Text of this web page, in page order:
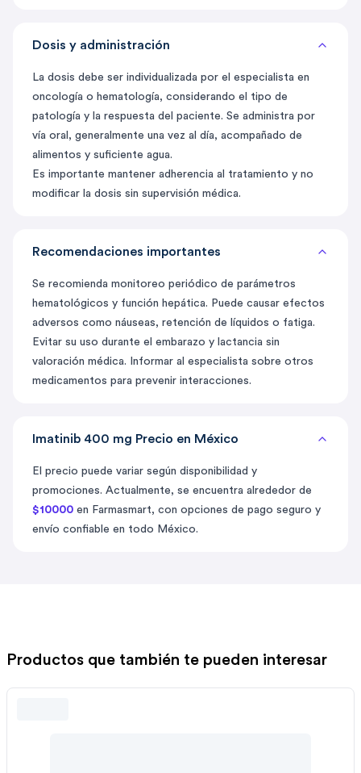
Dosis y administración
La dosis debe ser individualizada por el especialista en
oncología o hematología, considerando el tipo de
patología y la respuesta del paciente. Se administra por
vía oral, generalmente una vez al día, acompañado de
alimentos y suficiente agua.
Es importante mantener adherencia al tratamiento y no
modificar la dosis sin supervisión médica.
Recomendaciones importantes
Se recomienda monitoreo periódico de parámetros
hematológicos y función hepática. Puede causar efectos
adversos como náuseas, retención de líquidos o fatiga.
Evitar su uso durante el embarazo y lactancia sin
valoración médica. Informar al especialista sobre otros
medicamentos para prevenir interacciones.
Imatinib 400 mg Precio en México
El precio puede variar según disponibilidad y
promociones. Actualmente, se encuentra alrededor de
$10000 en Farmasmart, con opciones de pago seguro y
envío confiable en todo México.
Productos que también te pueden interesar